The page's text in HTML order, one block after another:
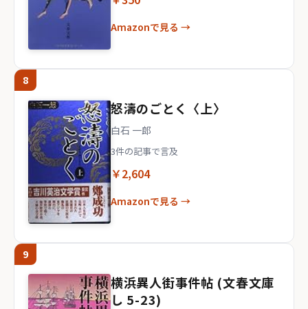
Amazonで見る →
8
怒濤のごとく〈上〉
白石 一郎
3件の記事で言及
￥2,604
Amazonで見る →
9
横浜異人街事件帖 (文春文庫
し 5-23)